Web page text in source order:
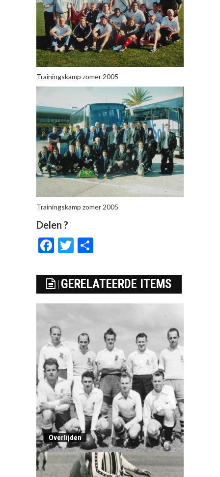
Trainingskamp zomer 2005
Trainingskamp zomer 2005
Delen ?
Facebook
Twitter
GERELATEERDE ITEMS
Overlijden